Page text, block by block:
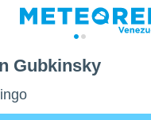
Gubkinsky